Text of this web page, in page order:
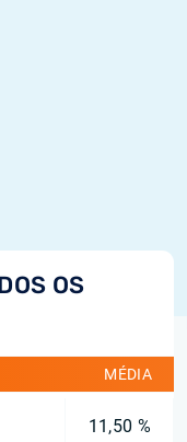
OS
MÉDIA
11,50 %